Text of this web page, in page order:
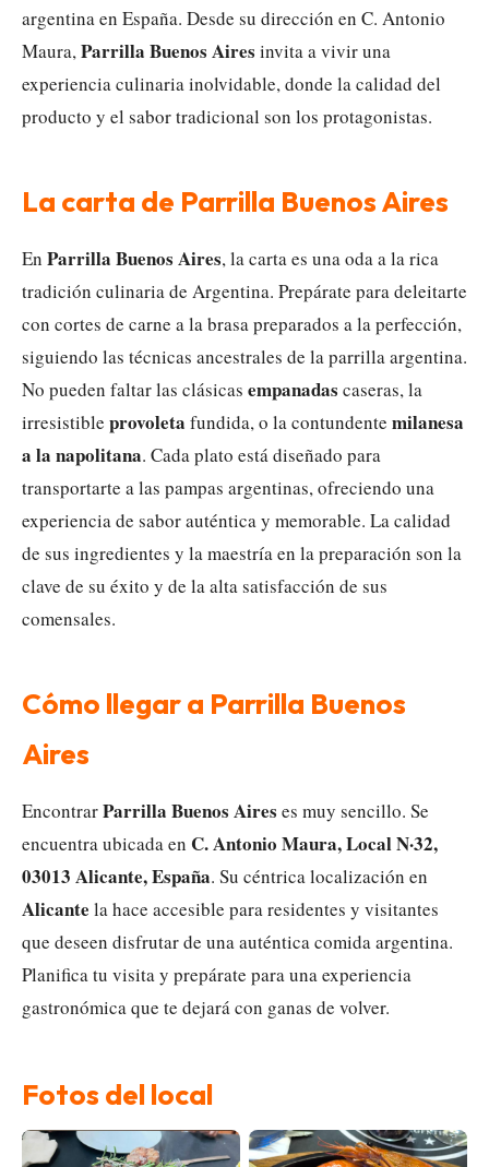
argentina en España. Desde su dirección en C. Antonio
Maura,Parrilla Buenos Aires invita a vivir una
experiencia culinaria inolvidable, donde la calidad del
producto y el sabor tradicional son los protagonistas.
La carta de Parrilla Buenos Aires
En Parrilla Buenos Aires, la carta es una oda a la rica
tradición culinaria de Argentina. Prepárate para deleitarte
con cortes de carne a la brasa preparados a la perfección,
siguiendo las técnicas ancestrales de la parrilla argentina.
No pueden faltar las clásicas empanadas caseras, la
irresistible provoleta fundida, o la contundente milanesa
a la napolitana. Cada plato está diseñado para
transportarte a las pampas argentinas, ofreciendo una
experiencia de sabor auténtica y memorable. La calidad
de sus ingredientes y la maestría en la preparación son la
clave de su éxito y de la alta satisfacción de sus
comensales.
Cómo llegar a Parrilla Buenos
Aires
EncontrarParrilla Buenos Aires es muy sencillo. Se
encuentra ubicada en C. Antonio Maura, Local N·32,
03013 Alicante, España. Su céntrica localización en
Alicante la hace accesible para residentes y visitantes
que deseen disfrutar de una auténtica comida argentina.
Planifica tu visita y prepárate para una experiencia
gastronómica que te dejará con ganas de volver.
Fotos del local